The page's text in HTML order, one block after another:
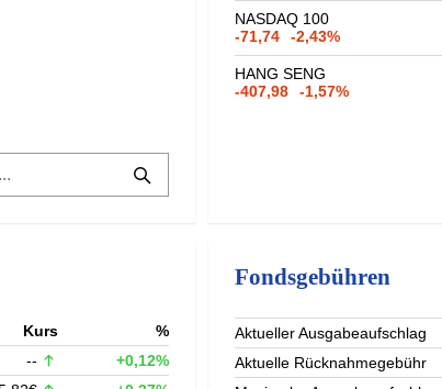
NASDAQ 100
-71,74
-2,43%
HANG SENG
-407,98
-1,57%
Kurs
%
--
+0,12%
Fondsgebühren
Aktueller Ausgabeaufschlag
Aktuelle Rücknahmegebühr